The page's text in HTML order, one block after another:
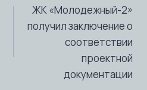
ЖК «Молодежный-2»
получил заключение о
соответствии
проектной
документации